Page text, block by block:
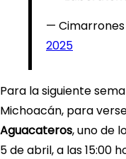
—
2025
Para la siguiente
Michoacán, para
Aguacateros, uno de
5 de abril, a las 15:00